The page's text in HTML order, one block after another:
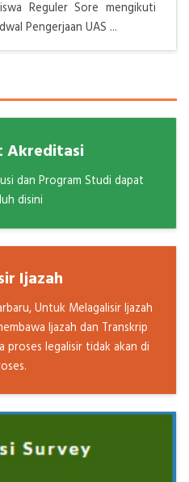
Reguler Sore mengikuti
Pengerjaan UAS ...
Akreditasi
dan Program Studi dapat
disini
Ijazah
Untuk Melagalisir Ijazah
Ijazah dan Transkrip
proses legalisir tidak akan di